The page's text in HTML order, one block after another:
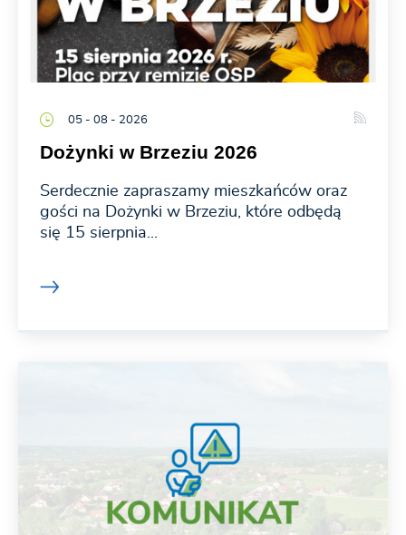
05 - 08 - 2026
Dożynki w Brzeziu 2026
Serdecznie zapraszamy mieszkańców oraz
gości na Dożynki w Brzeziu, które odbędą
się 15 sierpnia...